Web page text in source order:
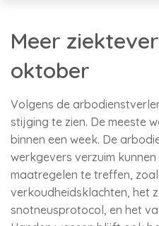
Meer
oktober
Volgens de
stijging te zien. De meeste
binnen een week. De
werkgevers verzuim
maatregelen te treffen,
verkoudheidsklachten, het
snotneusprotocol, en het